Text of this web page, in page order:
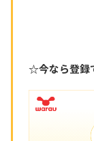
☆今なら登録